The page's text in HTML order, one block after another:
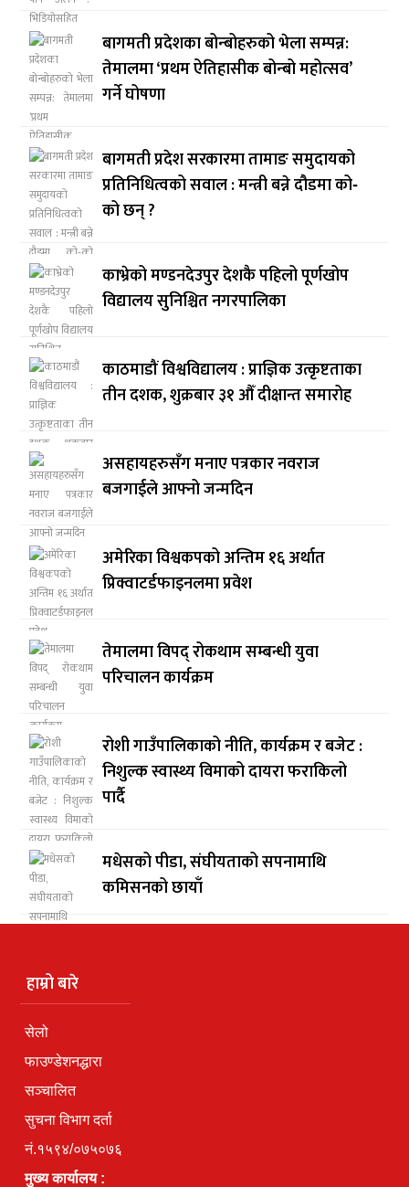
बागमती प्रदेशका बोन्बोहरुको भेला सम्पन्न:
तेमालमा ‘प्रथम ऐतिहासीक बोन्बो महोत्सव’
गर्ने घोषणा
बागमती प्रदेश सरकारमा तामाङ समुदायको
प्रतिनिधित्वको सवाल : मन्त्री बन्ने दौडमा को‐
को छन् ?
काभ्रेको मण्डनदेउपुर देशकै पहिलो पूर्णखोप
विद्यालय सुनिश्चित नगरपालिका
काठमाडौं विश्वविद्यालय : प्राज्ञिक उत्कृष्टताका
तीन दशक, शुक्रबार ३१ औँ दीक्षान्त समारोह
असहायहरुसँग मनाए पत्रकार नवराज
बजगाईले आफ्नो जन्मदिन
अमेरिका विश्वकपको अन्तिम १६ अर्थात
प्रिक्वाटर्डफाइनलमा प्रवेश
तेमालमा विपद् रोकथाम सम्बन्धी युवा
परिचालन कार्यक्रम
रोशी गाउँपालिकाको नीति, कार्यक्रम र बजेट :
निशुल्क स्वास्थ्य विमाको दायरा फराकिलो
पार्दै
मधेसको पीडा, संघीयताको सपनामाथि
कमिसनको छायाँ
हाम्रो बारे
सेलो
फाउण्डेशनद्धारा
सञ्चालित
सुचना विभाग दर्ता
नं.१५९४/०७५०७६
मुख्य कार्यालय :